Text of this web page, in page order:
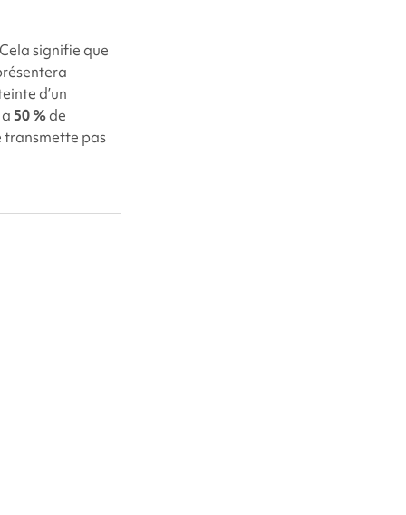
signifie que
d’un
50 %de
transmette pas